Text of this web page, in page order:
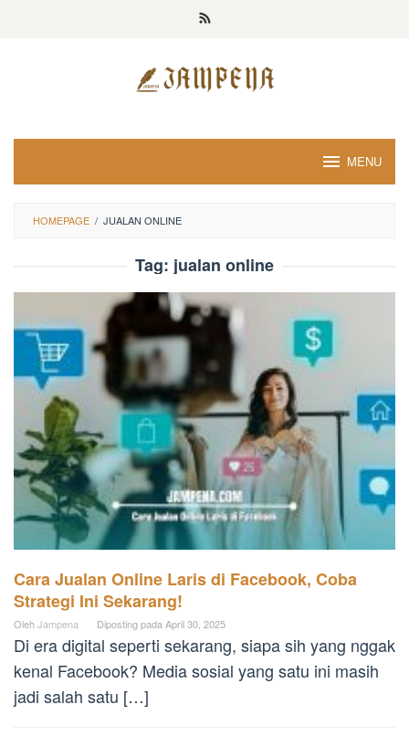
MENU
HOMEPAGE / JUALAN ONLINE
Tag: jualan online
Cara Jualan Online Laris di Facebook, Coba
Strategi Ini Sekarang!
OlehJampena Diposting pada April 30, 2025
Di era digital seperti sekarang, siapa sih yang nggak
kenal Facebook? Media sosial yang satu ini masih
jadi salah satu […]